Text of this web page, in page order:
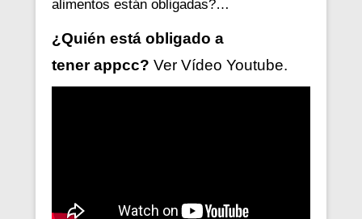
alimentos están obligadas?…
¿Quién está obligado a
tenerappcc? Ver Vídeo Youtube.